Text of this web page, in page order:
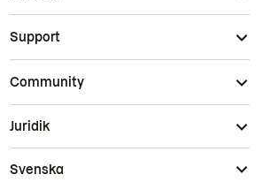
Support
Community
Juridik
Svenska